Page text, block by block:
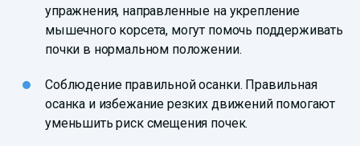
упражнения, направленные на укрепление
мышечного корсета, могут помочь поддерживать
почки в нормальном положении.
Соблюдение правильной осанки. Правильная
осанка и избежание резких движений помогают
уменьшить риск смещения почек.